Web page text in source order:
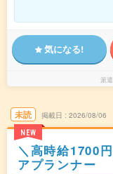
気になる!
派
未読
NEW
掲載日 2026/08/06
＼高時給1700
アプランナー